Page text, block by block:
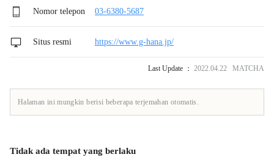
Nomor telepon 03-6380-5687
Situs resmi https://www.g-hana.jp/
Last Update ： 2022.04.22 MATCHA
Halaman ini mungkin berisi beberapa terjemahan otomatis.
Tidak ada tempat yang berlaku